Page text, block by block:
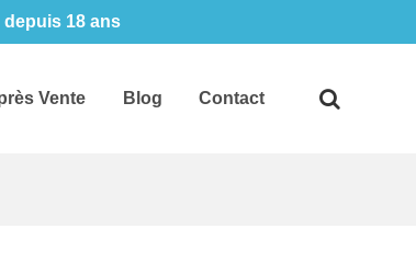
18 ans
Vente Blog Contact